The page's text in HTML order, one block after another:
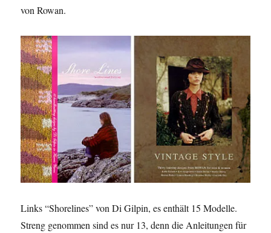
von Rowan.
Links “Shorelines” von Di Gilpin, es enthält 15 Modelle.
Streng genommen sind es nur 13, denn die Anleitungen für